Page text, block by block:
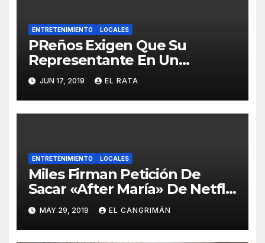
ENTRETENIMIENTO LOCALES
PReños Exigen Que Su
Representante En Un
Concurso Superficial E
Irrelevante Sea «Boricua De
Pura Cepa»
JUN 17, 2019 EL RATA
ENTRETENIMIENTO LOCALES
Miles Firman Petición De
Sacar «After María» De Netflix
Porque El Documental No
Trata Sobre Lo Que Ellos
Quieren Que Trate
MAY 29, 2019 EL CANGRIMÁN